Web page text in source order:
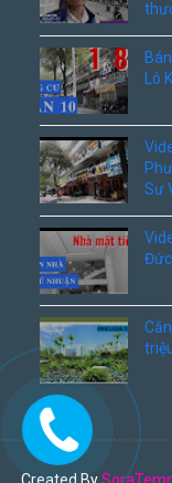
Lô
Sư